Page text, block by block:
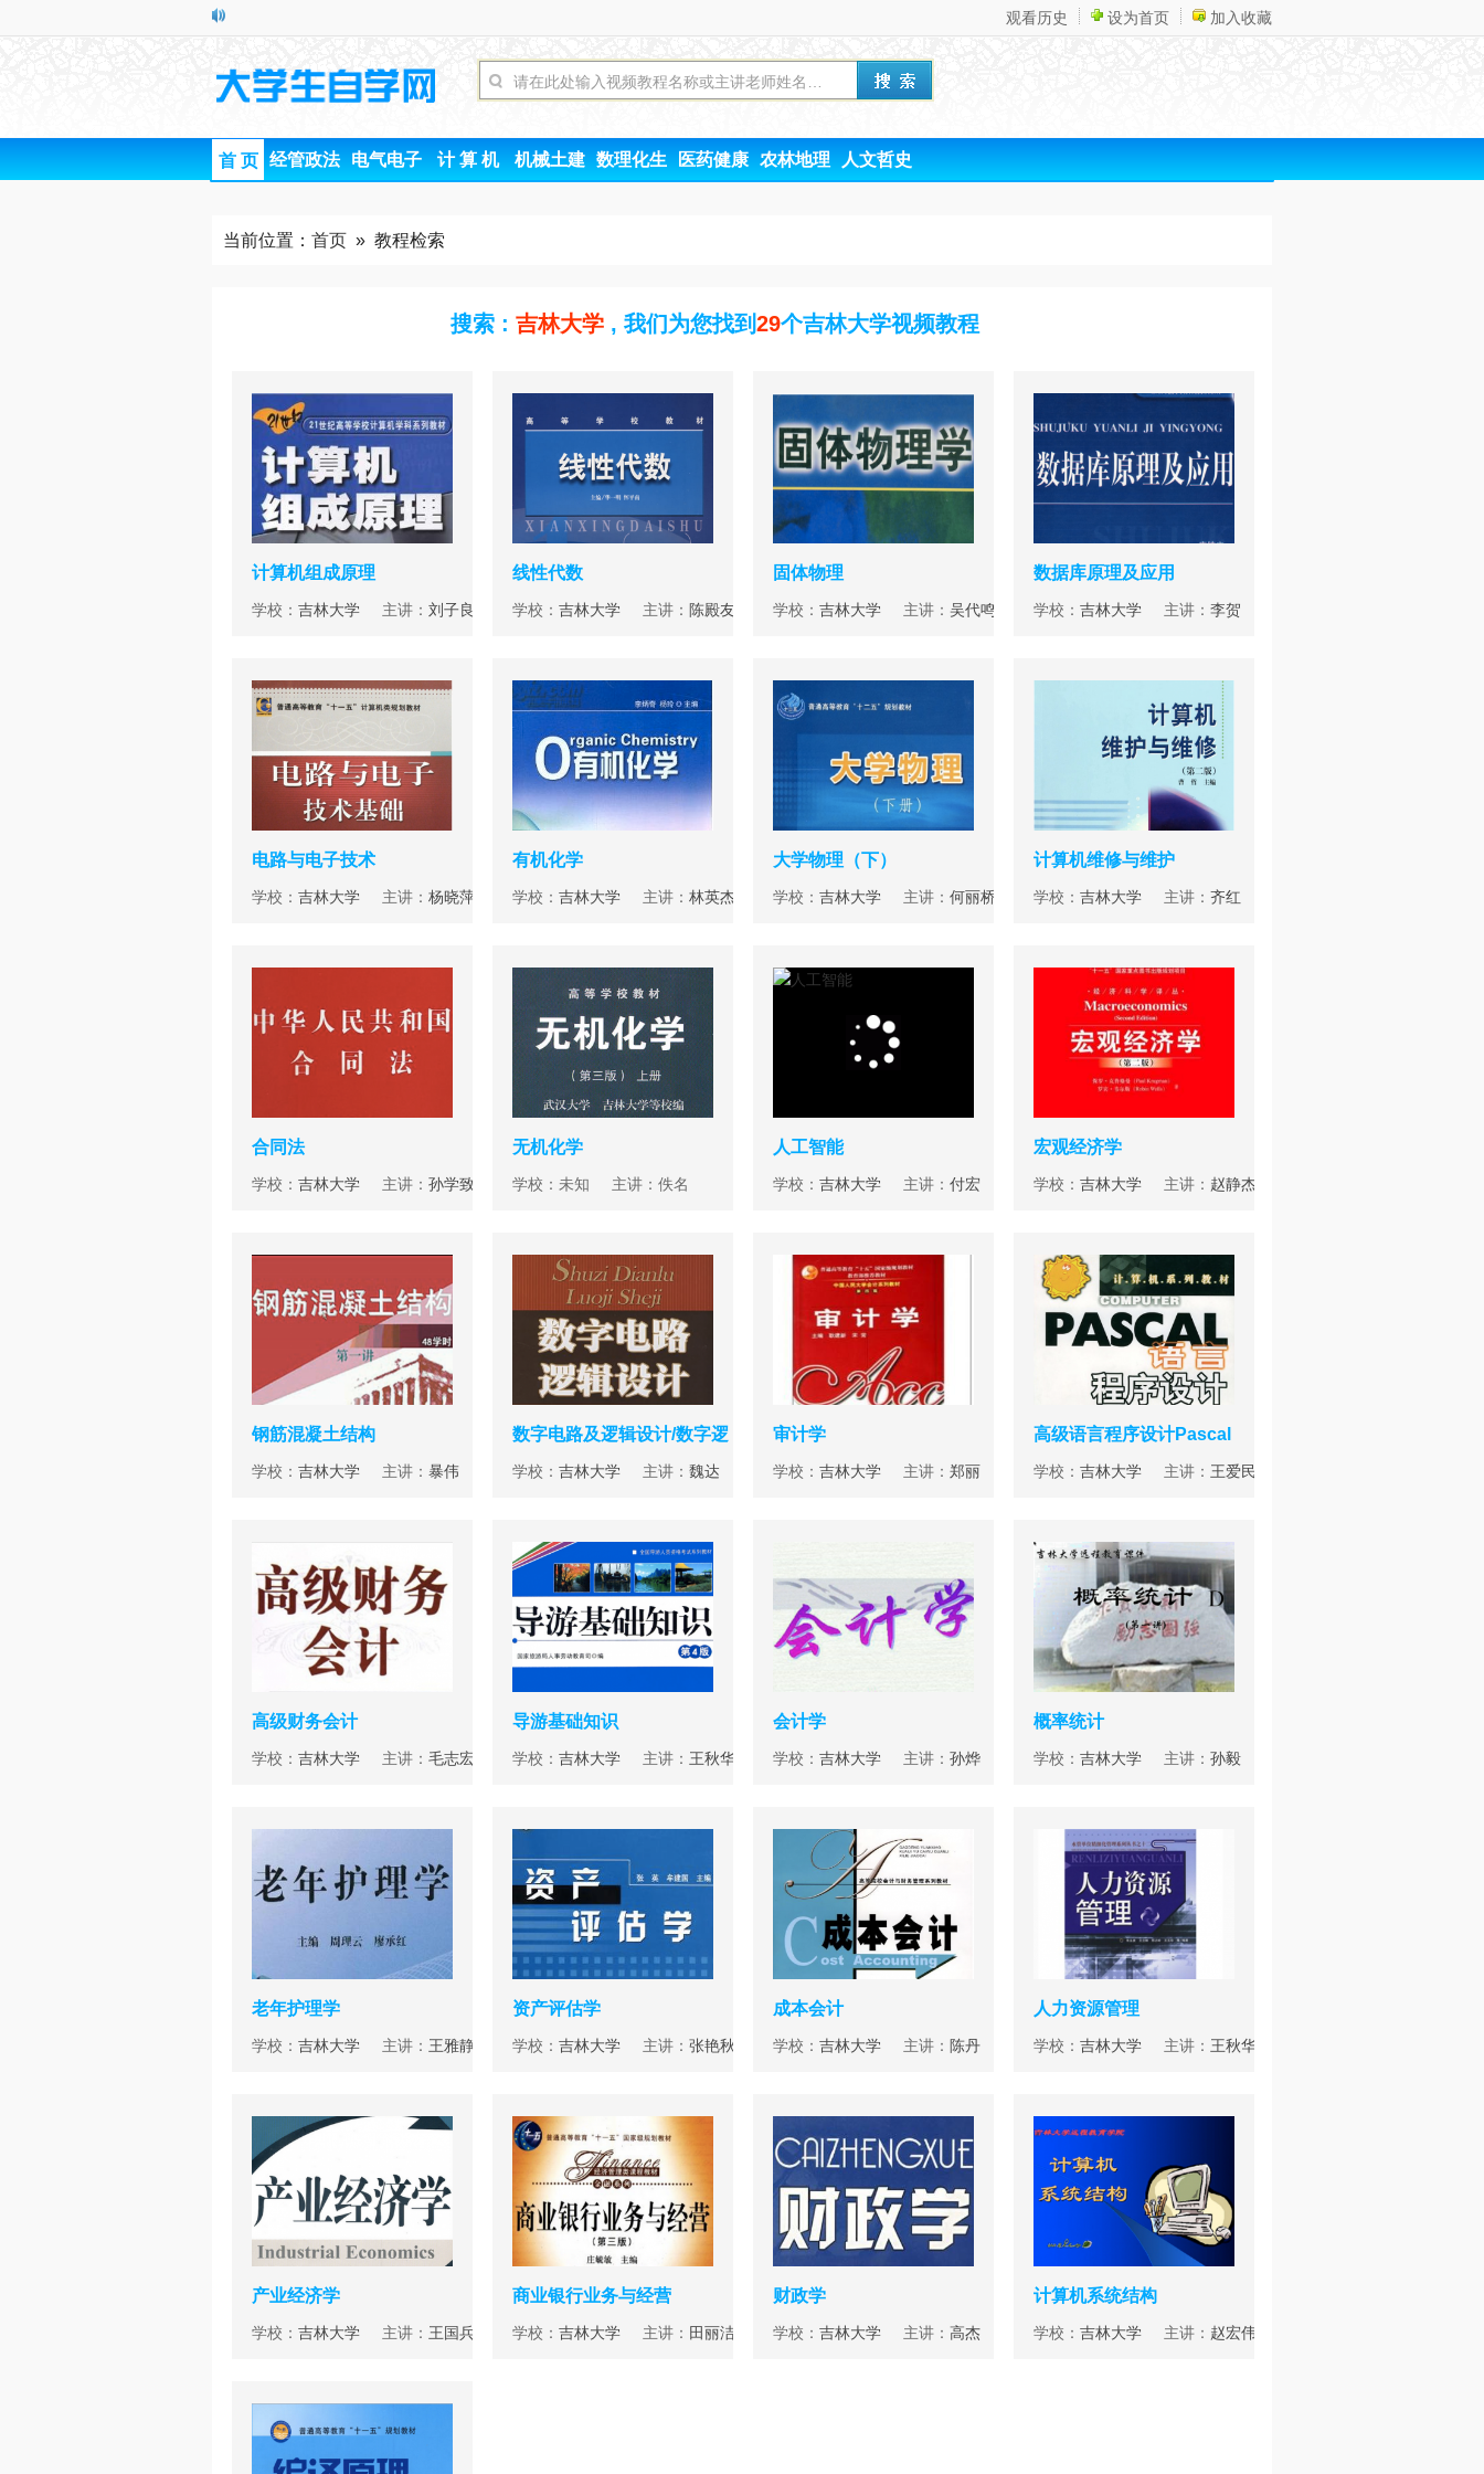
观看历史 设为首页 加入收藏
首 页 经管政法 电气电子 计 算 机 机械土建 数理化生 医药健康 农林地理 人文哲史
当前位置： 首页 » 教程检索
搜索 : 吉林大学 , 我们为您找到29个吉林大学视频教程
计算机组成原理
学校： 吉林大学 主讲： 刘子良
线性代数
学校： 吉林大学 主讲： 陈殿友
固体物理
学校： 吉林大学 主讲： 吴代鸣
数据库原理及应用
学校： 吉林大学 主讲： 李贺
电路与电子技术
学校： 吉林大学 主讲： 杨晓萍
有机化学
学校： 吉林大学 主讲： 林英杰
大学物理（下）
学校： 吉林大学 主讲： 何丽桥
计算机维修与维护
学校： 吉林大学 主讲： 齐红
合同法
学校： 吉林大学 主讲： 孙学致
无机化学
学校：未知 主讲：佚名
人工智能
学校： 吉林大学 主讲： 付宏
宏观经济学
学校： 吉林大学 主讲： 赵静杰
钢筋混凝土结构
学校： 吉林大学 主讲： 暴伟
数字电路及逻辑设计/数字逻
辑
学校： 吉林大学 主讲： 魏达
审计学
学校： 吉林大学 主讲： 郑丽
高级语言程序设计Pascal
学校： 吉林大学 主讲： 王爱民
高级财务会计
学校： 吉林大学 主讲： 毛志宏
导游基础知识
学校： 吉林大学 主讲： 王秋华
会计学
学校： 吉林大学 主讲： 孙烨
概率统计
学校： 吉林大学 主讲： 孙毅
老年护理学
学校： 吉林大学 主讲： 王雅静
资产评估学
学校： 吉林大学 主讲： 张艳秋
成本会计
学校： 吉林大学 主讲： 陈丹
人力资源管理
学校： 吉林大学 主讲： 王秋华
产业经济学
学校： 吉林大学 主讲： 王国兵
商业银行业务与经营
学校： 吉林大学 主讲： 田丽洁
财政学
学校： 吉林大学 主讲： 高杰
计算机系统结构
学校： 吉林大学 主讲： 赵宏伟